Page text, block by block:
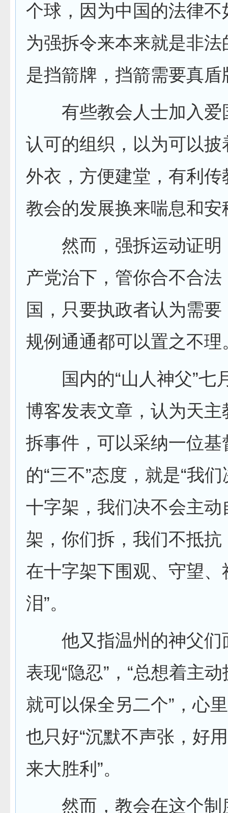
个球，因为中国的法律不
为强拆令来本来就是非
是挡箭牌，挡箭需要真盾
有些教会人士加入爱
认可的组织，以为可以披
外衣，方便建堂，有利传
教会的发展换来喘息和安
然而，强拆运动证明
产党治下，管你合不合法
国，只要执政者认为需
规例通通都可以置之不理
国内的“山人神父”七
博客发表文章，认为天主
拆事件，可以采纳一位基
的“三不”态度，就是“我
十字架，我们决不会主动
架，你们拆，我们不抵抗
在十字架下围观、守望、
泪”。
他又指温州的神父们
表现“隐忍”，“总想着主
就可以保全另二个”，心
也只好“沉默不声张，好
来大胜利”。
然而，教会在这个制